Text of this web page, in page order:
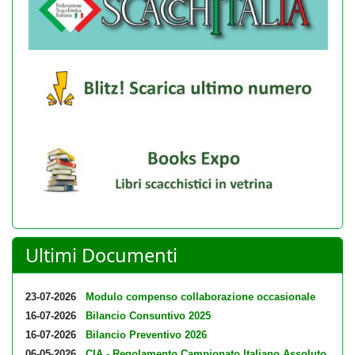
Ultimi Documenti
23-07-2026
Modulo compenso collaborazione occasionale
16-07-2026
Bilancio Consuntivo 2025
16-07-2026
Bilancio Preventivo 2026